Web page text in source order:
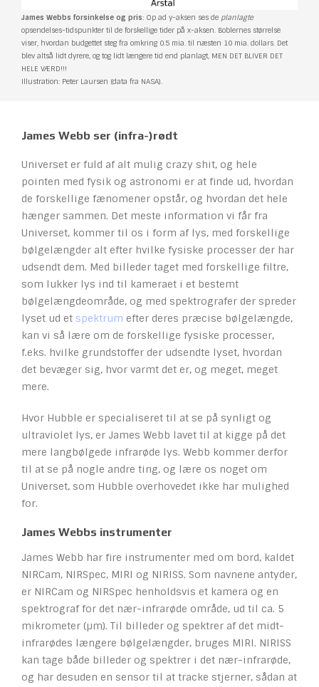
James Webbs forsinkelse og pris: Op ad y-aksen ses de planlagte
opsendelses-tidspunkter til de forskellige tider på x-aksen. Boblernes størrelse
viser, hvordan budgettet steg fra omkring 0.5 mia. til næsten 10 mia. dollars. Det
blev altså lidt dyrere, og tog lidt længere tid end planlagt, MEN DET BLIVER DET
HELE VÆRD!!!
Illustration: Peter Laursen (data fra NASA).
James Webb ser (infra-)rødt
Universet er fuld af alt mulig crazy shit, og hele
pointen med fysik og astronomi er at finde ud, hvordan
de forskellige fænomener opstår, og hvordan det hele
hænger sammen. Det meste information vi får fra
Universet, kommer til os i form af lys, med forskellige
bølgelængder alt efter hvilke fysiske processer der har
udsendt dem. Med billeder taget med forskellige filtre,
som lukker lys ind til kameraet i et bestemt
bølgelængdeområde, og med spektrografer der spreder
lyset ud et spektrum efter deres præcise bølgelængde,
kan vi så lære om de forskellige fysiske processer,
f.eks. hvilke grundstoffer der udsendte lyset, hvordan
det bevæger sig, hvor varmt det er, og meget, meget
mere.
Hvor Hubble er specialiseret til at se på synligt og
ultraviolet lys, er James Webb lavet til at kigge på det
mere langbølgede infrarøde lys. Webb kommer derfor
til at se på nogle andre ting, og lære os noget om
Universet, som Hubble overhovedet ikke har mulighed
for.
James Webbs instrumenter
James Webb har fire instrumenter med om bord, kaldet
NIRCam, NIRSpec, MIRI og NIRISS. Som navnene antyder,
er NIRCam og NIRSpec henholdsvis et kamera og en
spektrograf for det nær-infrarøde område, ud til ca. 5
mikrometer (µm). Til billeder og spektrer af det midt-
infrarødes længere bølgelængder, bruges MIRI. NIRISS
kan tage både billeder og spektrer i det nær-infrarøde,
og har desuden en sensor til at tracke stjerner, sådan at